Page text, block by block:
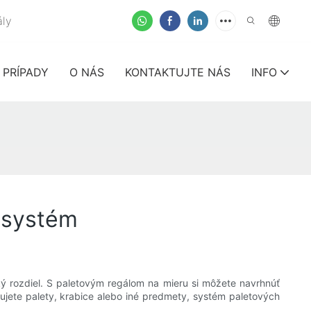
PRÍPADY O NÁS KONTAKTUJTE NÁS INFO
S paletovým regálom na mieru si môžete navrhnúť
palety, krabice alebo iné predmety, systém paletových